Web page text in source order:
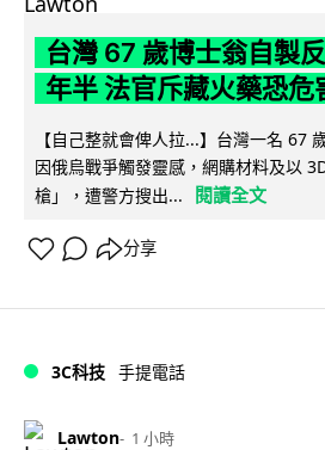
台灣 67 歲博士翁自製
年半 法官斥藏火藥恐危
【自己整就會俾人拉...】台灣一名 67
因俄烏戰爭觸發靈感，網購材料及以
槍」，遭警方搜出...
閱讀全文
分享
3C科技 手提電話
Lawton 1 小時